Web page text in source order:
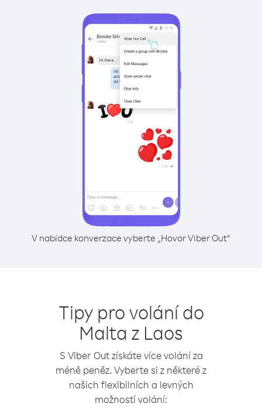
V nabídce konverzace vyberte „Hovor Viber Out“
Tipy pro volání do
Malta z Laos
S Viber Out získáte více volání za
méně peněz. Vyberte si z některé z
našich flexibilních a levných
možností volání: